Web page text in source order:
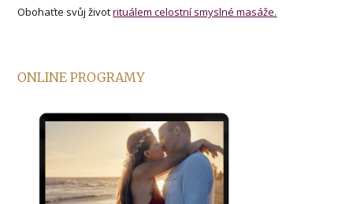
Obohaťte svůj životrituálem celostní smyslné masáže.
ONLINE PROGRAMY